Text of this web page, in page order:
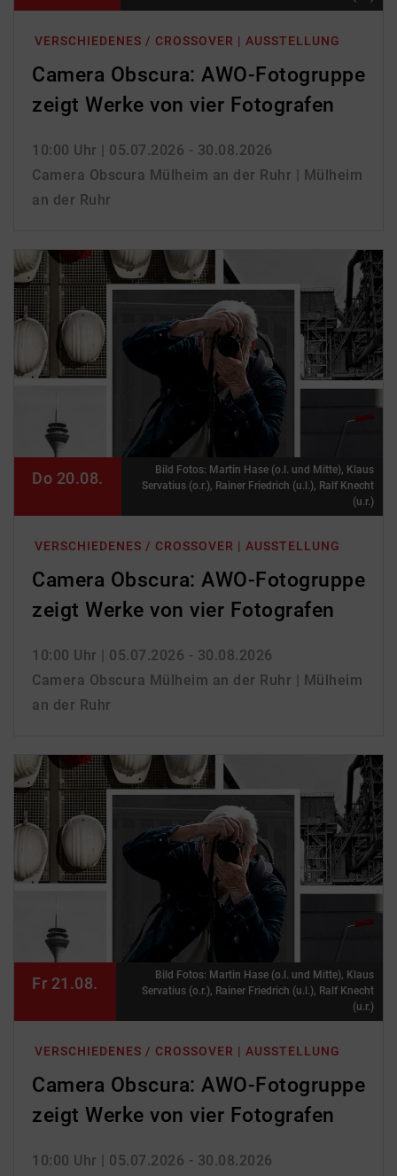
VERSCHIEDENES / CROSSOVER | AUSSTELLUNG
Camera Obscura: AWO-Fotogruppe
zeigt Werke von vier Fotografen
10:00 Uhr | 05.07.2026 - 30.08.2026
Camera Obscura Mülheim an der Ruhr | Mülheim
an der Ruhr
VERSCHIEDENES / CROSSOVER | AUSSTELLUNG
Camera Obscura: AWO-Fotogruppe
zeigt Werke von vier Fotografen
10:00 Uhr | 05.07.2026 - 30.08.2026
Camera Obscura Mülheim an der Ruhr | Mülheim
an der Ruhr
Do 20.08.
Bild Fotos: Martin Hase (o.l. und Mitte), Klaus
Servatius (o.r.), Rainer Friedrich (u.l.), Ralf Knecht
(u.r.)
VERSCHIEDENES / CROSSOVER | AUSSTELLUNG
Camera Obscura: AWO-Fotogruppe
zeigt Werke von vier Fotografen
10:00 Uhr | 05.07.2026 - 30.08.2026
Fr 21.08.
Bild Fotos: Martin Hase (o.l. und Mitte), Klaus
Servatius (o.r.), Rainer Friedrich (u.l.), Ralf Knecht
(u.r.)